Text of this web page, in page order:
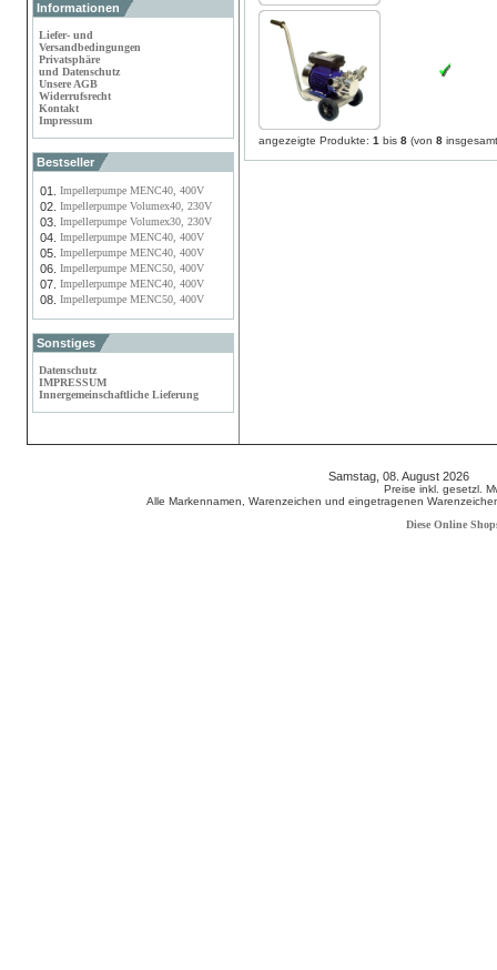
Informationen
Liefer- und
Versandbedingungen
Privatsphäre
und Datenschutz
Unsere AGB
Widerrufsrecht
Kontakt
Impressum
Bestseller
01. Impellerpumpe MENC40, 400V
02. Impellerpumpe Volumex40, 230V
03. Impellerpumpe Volumex30, 230V
04. Impellerpumpe MENC40, 400V
05. Impellerpumpe MENC40, 400V
06. Impellerpumpe MENC50, 400V
07. Impellerpumpe MENC40, 400V
08. Impellerpumpe MENC50, 400V
Sonstiges
Datenschutz
IMPRESSUM
Innergemeinschaftliche Lieferung
angezeigte Produkte: 1 bis 8 (von 8
Samstag, 08. August 2026
Preise inkl. gesetzl.
Alle Markennamen, Warenzeichen und eingetragenen
Diese Online